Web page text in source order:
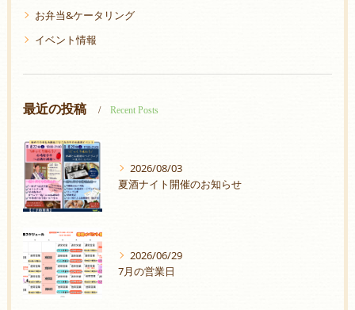
お弁当&ケータリング
イベント情報
最近の投稿 Recent Posts
2026/08/03
夏酒ナイト開催のお知らせ
2026/06/29
7月の営業日